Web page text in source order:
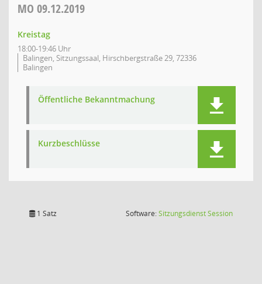
MO 09.12.2019
Kreistag
18:00-19:46 Uhr
Balingen, Sitzungssaal, Hirschbergstraße 29, 72336
Balingen
Öffentliche Bekanntmachung
Kurzbeschlüsse
1 Satz Software:SitzungsdienstSession(Wird in